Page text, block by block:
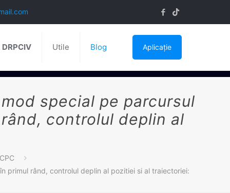
Utile Blog Aplicație
special pe parcursul
controlul deplin al
primul rând, controlul deplin al pozitiei si al traiectoriei: